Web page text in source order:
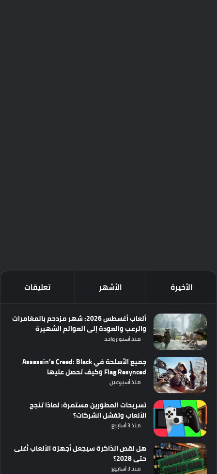
الأخيرة الأشهر تعليقات
ألعاب أغسطس 2026: شهر مزدحم بالمغامرات
والرعب والعودة إلى العوالم الشهيرة
منذ أسبوع واحد
جميع الأسلحة في Assassin’s Creed: Black
Flag Resynced وكيف تحصل عليها
منذ أسبوعين
تسريحات المطورين مستمرة: لماذا تنجح
الألعاب وتفشل الشركات؟
منذ 3 أسابيع
هل نقص الذاكرة سيجعل أجهزة الألعاب أغلى
حتى 2028؟
منذ 3 أسابيع